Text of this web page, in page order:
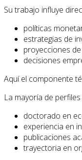
Su trabajo influye
políticas
estrategias de
proyecciones
decisiones
Aquí el componente
La mayoría de
doctorado en
experiencia en
publicaciones
trayectoria en